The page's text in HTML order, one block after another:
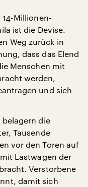
14-Millionen-
ist die Devise.
Weg zurück in
dass das Elend
Menschen mit
werden,
und sich
die
Tausende
vor den Toren auf
Lastwagen der
Verstorbene
damit sich